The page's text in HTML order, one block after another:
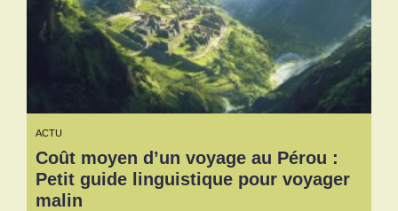
ACTU
Coût moyen d’un voyage au Pérou :
Petit guide linguistique pour voyager
malin